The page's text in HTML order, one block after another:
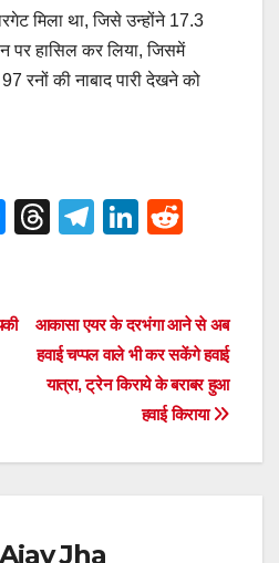
मिला था, जिसे उन्होंने 17.3
हासिल कर लिया, जिसमें
रनों की नाबाद पारी देखने को
M
e
T
a
d
s
T
gr
a
m
Li
e
dI
n
di
t
आकासा एयर के दरभंगा आने से अब
हवाई चप्पल वाले भी कर सकेंगे हवाई
यात्रा, ट्रेन किराये के बराबर हुआ
हवाई किराया
Ajay Jha